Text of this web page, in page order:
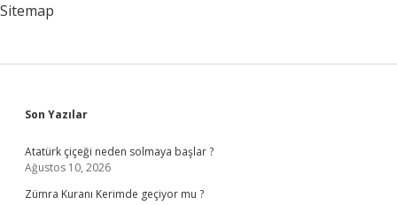
Sitemap
Sidebar
Son Yazılar
Atatürk çiçeği neden solmaya başlar ?
Ağustos 10, 2026
Zümra Kuranı Kerimde geçiyor mu ?